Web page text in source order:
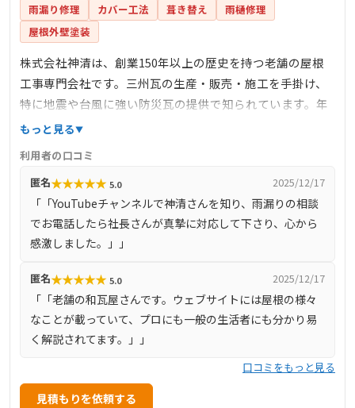
雨漏り修理 カバー工法 葺き替え
雨樋修理
屋根外壁塗装
株式会社神清は、創業150年以上の歴史を持つ老舗の屋根
工事専門会社です。三州瓦の生産・販売・施工を手掛け、
特に地震や台風に強い防災瓦の提供で知られています。年
間200棟以上の雨漏り調査・修理を行い、独自の調査・診
す。最新技術を取り入れた非破壊検査を実施し、調査結果
をリアルタイムで依頼主に伝えるなど、透明性の高いサー
ビスを提供しています。また、アフターフォローとして、3
ヶ月後・1年後に無料の出張点検を実施し、万が一1年以内
に同一箇所で雨漏りが再発した場合は無償で追加修理を行
もっと見る
利用者の口コミ
匿名★★★★★ 5.0 2025/12/17
「「YouTubeチャンネルで神清さんを知り、雨漏りの相談
でお電話したら社長さんが真摯に対応して下さり、心から
感激しました。」」
匿名★★★★★ 5.0 2025/12/17
「「老舗の和瓦屋さんです。ウェブサイトには屋根の様々
なことが載っていて、プロにも一般の生活者にも分かり易
く解説されてます。」」
口コミをもっと見る
見積もりを依頼する